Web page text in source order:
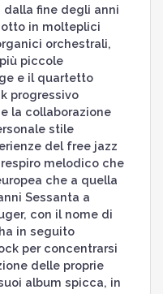
fine degli anni
in molteplici
orchestrali,
piccole
e il quartetto
progressivo
la collaborazione
stile
del free jazz
melodico che
che a quella
Sessanta a
con il nome di
ha in seguito
per concentrarsi
delle proprie
album spicca, in